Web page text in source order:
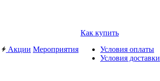
Акции Мероприятия
Как купить
Условия оплаты
Условия доставки